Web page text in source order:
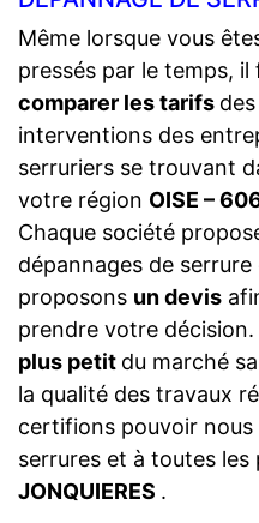
Même lorsque vous
pressés par le temps, il
comparer les tarifs des
interventions des
serruriers se trouvant
votre région OISE –
Chaque société
dépannages de
proposons un devis
prendre votre
plus petit du marché
la qualité des travaux
certifions pouvoir
serrures et à toutes les
JONQUIERES .